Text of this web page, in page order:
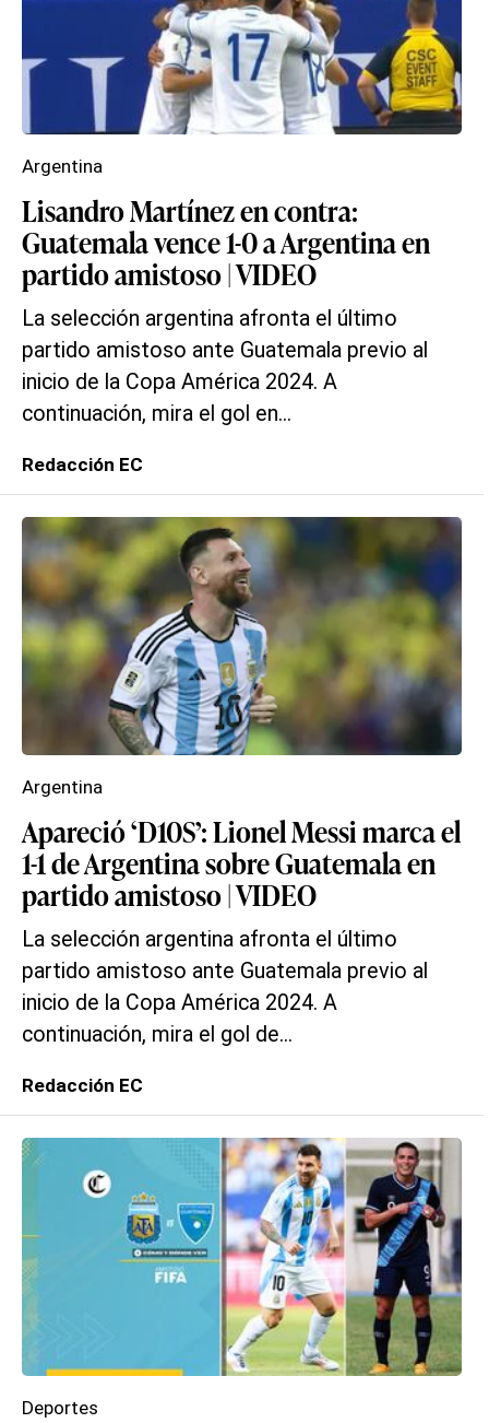
Lisandro Martínez en contra:
Guatemala vence 1-0 a Argentina en
partido amistoso | VIDEO
La selección argentina afronta el último
partido amistoso ante Guatemala previo al
inicio de la Copa América 2024. A
continuación, mira el gol en...
Argentina
Redacción EC
Apareció ‘D10S’: Lionel Messi marca el
1-1 de Argentina sobre Guatemala en
partido amistoso | VIDEO
La selección argentina afronta el último
partido amistoso ante Guatemala previo al
inicio de la Copa América 2024. A
continuación, mira el gol de...
Argentina
Redacción EC
Deportes